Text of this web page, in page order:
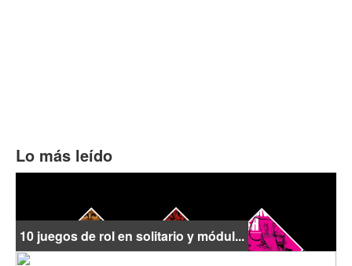
Lo más leído
10 juegos de rol en solitario y módul...